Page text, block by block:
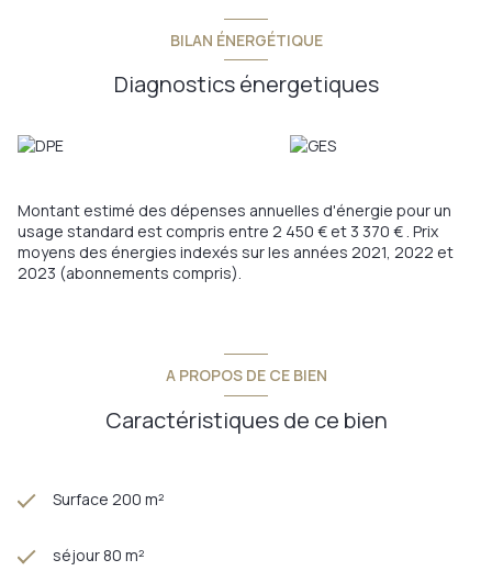
Annonce proposée par un agent commercial
BILAN ÉNERGÉTIQUE
Diagnostics énergetiques
Montant estimé des dépenses annuelles d'énergie pour un
usage standard est compris entre 2 450 € et 3 370 € . Prix
moyens des énergies indexés sur les années 2021, 2022 et
2023 (abonnements compris).
A PROPOS DE CE BIEN
Caractéristiques de ce bien
Surface 200 m²
séjour 80 m²